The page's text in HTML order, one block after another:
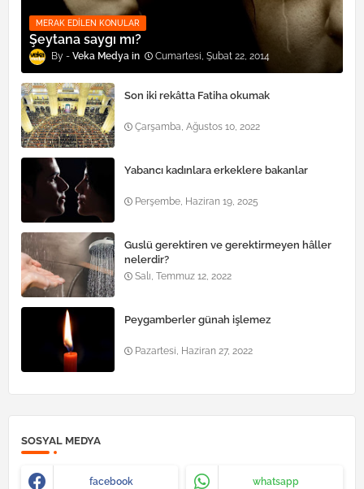
MERAK EDILEN KONULAR
Şeytana saygı mı?
Veka Medya Cumartesi, Şubat 22, 2014
Son iki rekâtta Fatiha okumak
Çarşamba, Ağustos 10, 2022
Yabancı kadınlara erkeklere bakanlar
Perşembe, Haziran 19, 2025
Guslü gerektiren ve gerektirmeyen hâller
nelerdir?
Salı, Temmuz 12, 2022
Peygamberler günah işlemez
Pazartesi, Haziran 27, 2022
SOSYAL MEDYA
facebook whatsapp